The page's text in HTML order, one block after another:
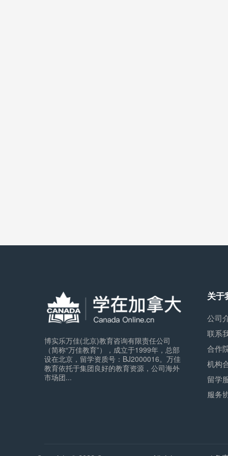
博实乐万佳(北京)教育咨询有限责任公司
（简称“万佳教育”），成立于1999年，总部
设在北京，留学资质号：BJ2000016。万佳
教育依托于集团良好的教育资源，公司海外
市场团...
关于
公司
联系
合作
机构
留学
服务